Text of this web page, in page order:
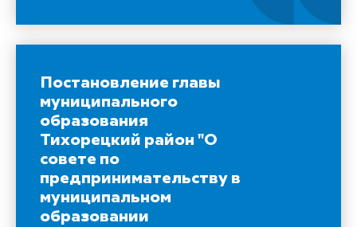
Постановление главы
муниципального
образования
Тихорецкий район "О
совете по
предпринимательству в
муниципальном
образовании